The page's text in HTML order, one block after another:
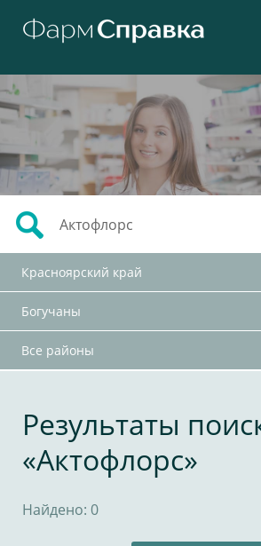
Красноярский край
Богучаны
Все районы
Результаты
«Актофлорс»
Найдено: 0